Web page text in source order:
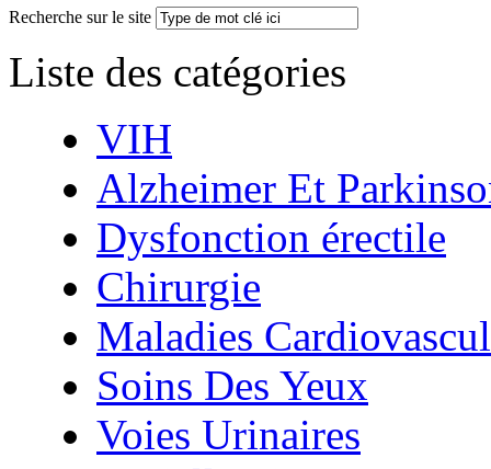
Recherche sur le site
Liste des catégories
VIH
Alzheimer Et
Dysfonction érectile
Chirurgie
Maladies
Soins Des Yeux
Voies Urinaires